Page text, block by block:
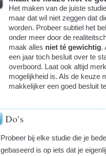
Het maken van de juiste
maar dat wil niet zeggen dat
worden. Probeer subtiel het
onder meer door de
maak alles niet té gewichtig.
een jaar toch besluit over te
overboord. Laat ook altijd
mogelijkheid is. Als de keuze
makkelijker een goed besluit
Do's
Probeer bij elke studie die je
gebaseerd is op iets dat je